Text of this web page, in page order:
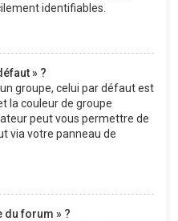
identifiables.
» ?
groupe, celui par défaut est
la couleur de groupe
peut vous permettre de
via votre panneau de
du forum » ?